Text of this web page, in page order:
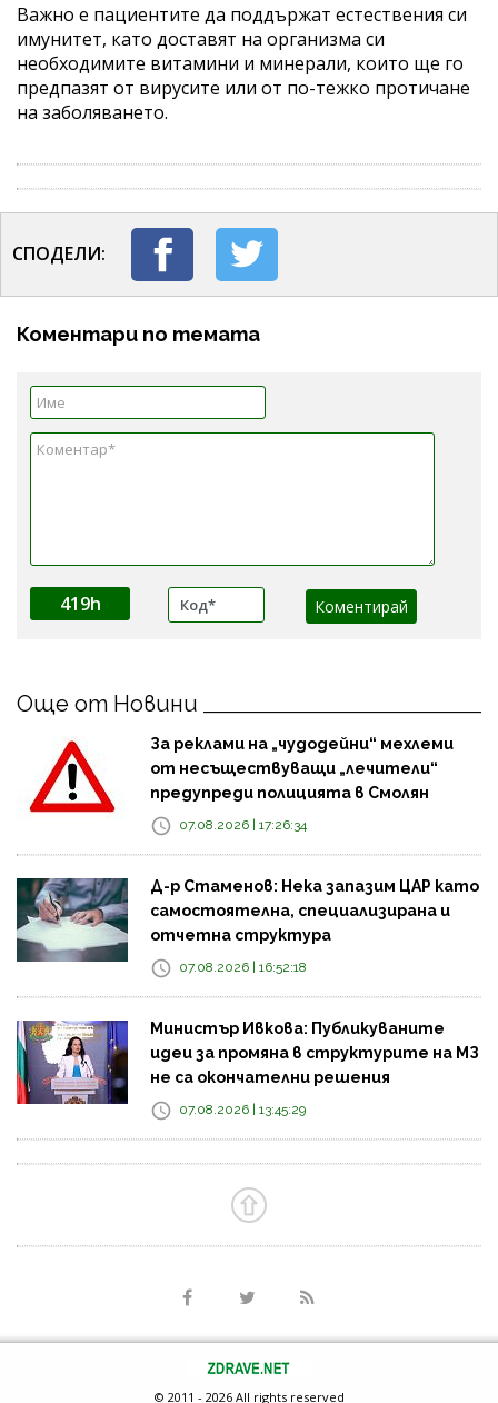
Важно е пациентите да поддържат естествения си
имунитет, като доставят на организма си
необходимите витамини и минерали, които ще го
предпазят от вирусите или от по-тежко протичане
на заболяването.
СПОДЕЛИ:
Коментари по темата
419h
Още от Новини
За реклами на „чудодейни“ мехлеми
от несъществуващи „лечители“
предупреди полицията в Смолян
07.08.2026 | 17:26:34
Д-р Стаменов: Нека запазим ЦАР като
самостоятелна, специализирана и
отчетна структура
07.08.2026 | 16:52:18
Министър Ивкова: Публикуваните
идеи за промяна в структурите на МЗ
не са окончателни решения
07.08.2026 | 13:45:29
© 2011 - 2026 All rights reserved